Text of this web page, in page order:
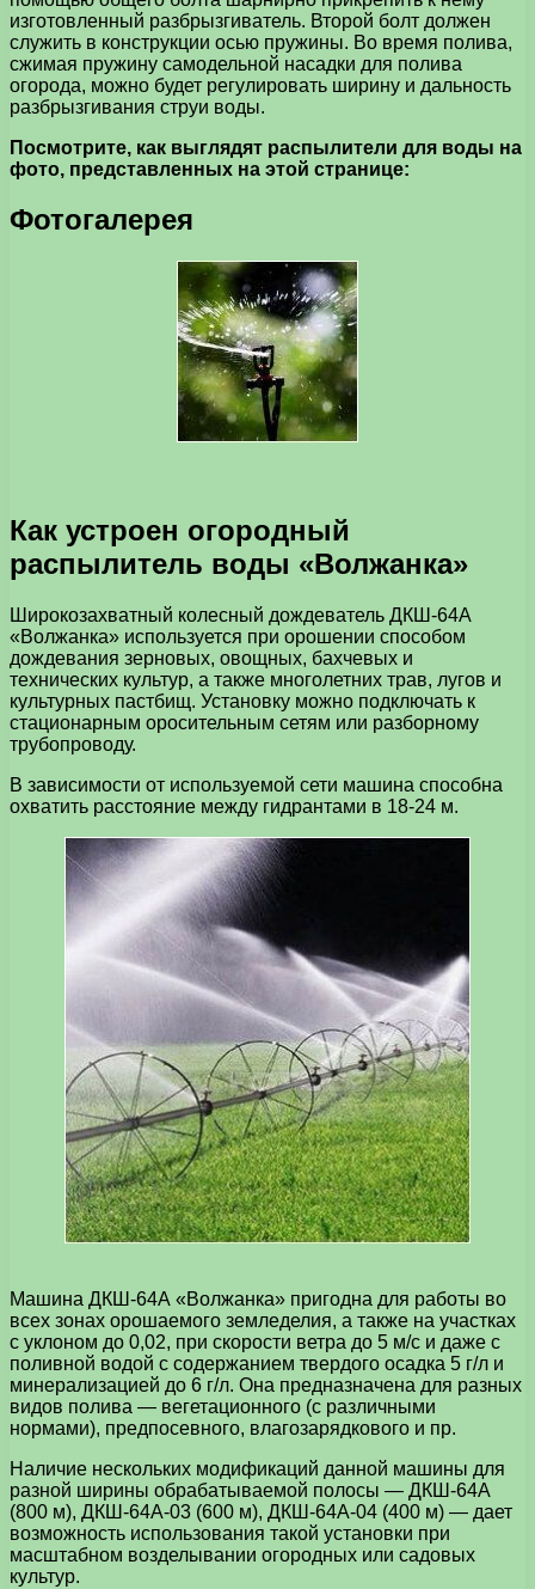
изготовленный разбрызгиватель. Второй болт должен
служить в конструкции осью пружины. Во время полива,
сжимая пружину самодельной насадки для полива
огорода, можно будет регулировать ширину и дальность
разбрызгивания струи воды.
Посмотрите, как выглядят распылители для воды на
фото, представленных на этой странице:
Фотогалерея
Как устроен огородный
распылитель воды «Волжанка»
Широкозахватный колесный дождеватель ДКШ-64А
«Волжанка» используется при орошении способом
дождевания зерновых, овощных, бахчевых и
технических культур, а также многолетних трав, лугов и
культурных пастбищ. Установку можно подключать к
стационарным оросительным сетям или разборному
трубопроводу.
В зависимости от используемой сети машина способна
охватить расстояние между гидрантами в 18-24 м.
Машина ДКШ-64А «Волжанка» пригодна для работы во
всех зонах орошаемого земледелия, а также на участках
с уклоном до 0,02, при скорости ветра до 5 м/с и даже с
поливной водой с содержанием твердого осадка 5 г/л и
минерализацией до 6 г/л. Она предназначена для разных
видов полива — вегетационного (с различными
нормами), предпосевного, влагозарядкового и пр.
Наличие нескольких модификаций данной машины для
разной ширины обрабатываемой полосы — ДКШ-64А
(800 м), ДКШ-64А-03 (600 м), ДКШ-64А-04 (400 м) — дает
возможность использования такой установки при
масштабном возделывании огородных или садовых
культур.